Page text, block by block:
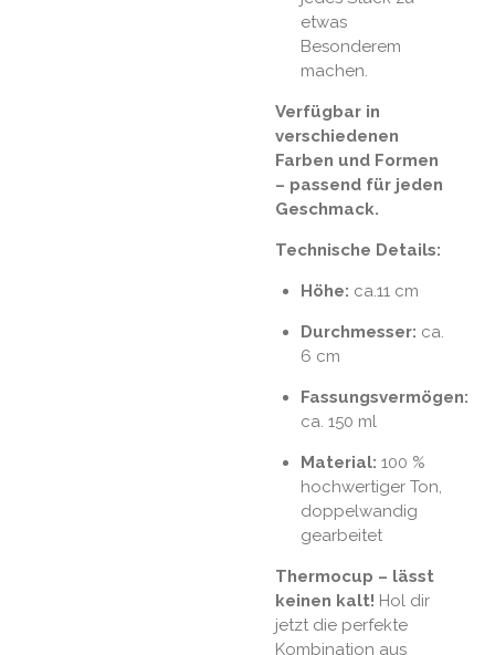
etwas
Besonderem
machen.
Verfügbar in
verschiedenen
Farben und Formen
– passend für jeden
Geschmack.
Technische Details:
Höhe: ca.11 cm
Durchmesser: ca.
6 cm
Fassungsvermögen:
ca. 150 ml
Material: 100 %
hochwertiger Ton,
doppelwandig
gearbeitet
Thermocup – lässt
keinen kalt! Hol dir
jetzt die perfekte
Kombination aus